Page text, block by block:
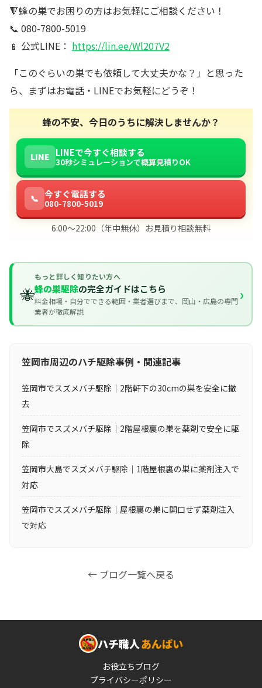
🔻蜂の巣でお困りの方はお気軽にご相談ください！
📞 080-7800-5019
📱 公式LINE： https://lin.ee/Wl207V2
「このぐらいの巣でも依頼して大丈夫かな？」と思った
ら、まずはお電話・LINEでお気軽にどうぞ！
蜂の不安、今日のうちに解決しませんか？
LINE LINEで今すぐ相談する
30秒シミュレーションで概算見積りOK
📞 今すぐ電話する
080-7800-5019
6:00〜22:00（年中無休）お見積り相談無料
🐝
もっと詳しく知りたい方へ
蜂の巣駆除の完全ガイドはこちら
料金相場・自分でできる範囲・業者選びまで、岡山・広島の専門
業者が徹底解説
›
笠岡市周辺のハチ駆除事例・関連記事
笠岡市でスズメバチ駆除｜2階軒下の30cmの巣を安全に撤
去
笠岡市でスズメバチ駆除｜2階屋根裏の巣を薬剤で安全に駆
除
笠岡市大島でスズメバチ駆除｜1階屋根裏の巣に薬剤注入で
対応
笠岡市でスズメバチ駆除｜屋根裏の巣に開口せず薬剤注入
で対応
← ブログ一覧へ戻る
ハチ職人あんばい
お役立ちブログ
プライバシーポリシー